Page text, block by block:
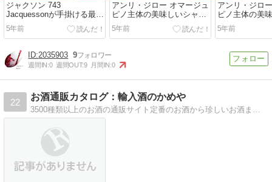
ジャクソン 743
Jacquessonが手掛ける最高
峰NVシャンパーニュ
5年前
アンリ・ジロー オマージュ
ピノ主体の美味しいシャン
パーニュ
5年前
アンリ・ジロ
ピノ主体の美
パーニュ
5年前
2035903 9
週間IN:0 週間OUT:9 月間IN:0
22
お酒通販カタログ：輸入酒のかめや